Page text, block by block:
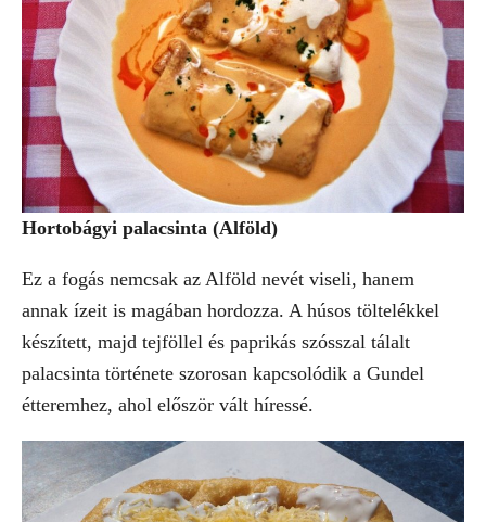
Hortobágyi palacsinta (Alföld)
Ez a fogás nemcsak az Alföld nevét viseli, hanem
annak ízeit is magában hordozza. A húsos töltelékkel
készített, majd tejföllel és paprikás szósszal tálalt
palacsinta története szorosan kapcsolódik a Gundel
étteremhez, ahol először vált híressé.